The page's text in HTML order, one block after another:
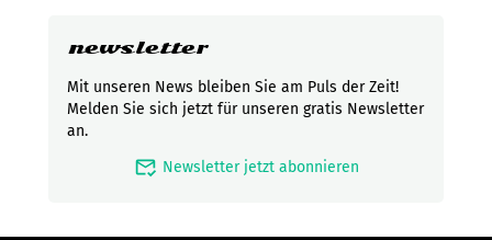
newsletter
Mit unseren News bleiben Sie am Puls der Zeit!
Melden Sie sich jetzt für unseren gratis Newsletter
an.
mark_email_read Newsletter jetzt abonnieren